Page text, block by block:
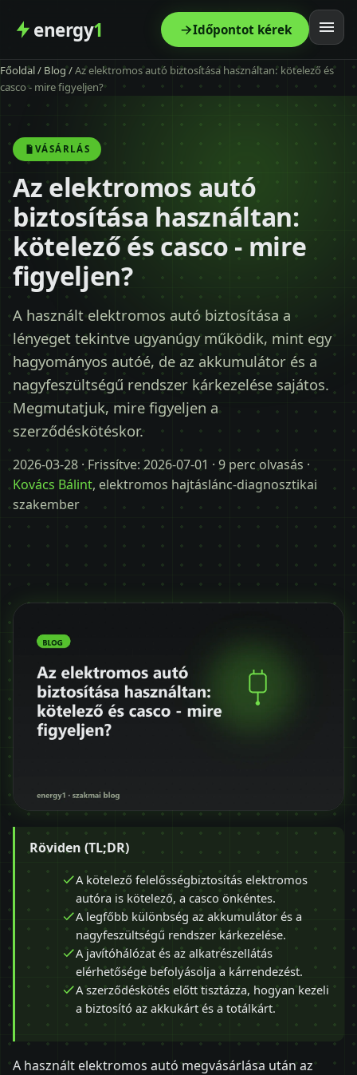
energy1 Időpontot kérek
Főoldal
Szolgáltatás
Modellek
Kapcsolat
Blog
Időpontot kérek
+36 30 680 7511
Főoldal/ Blog/Az elektromos autó biztosítása használtan: kötelező és
casco - mire figyeljen?
VÁSÁRLÁS
Az elektromos autó
biztosítása használtan:
kötelező és casco - mire
figyeljen?
A használt elektromos autó biztosítása a
lényeget tekintve ugyanúgy működik, mint egy
hagyományos autóé, de az akkumulátor és a
nagyfeszültségű rendszer kárkezelése sajátos.
Megmutatjuk, mire figyeljen a
szerződéskötéskor.
2026-03-28 · Frissítve:2026-07-01 · 9 perc olvasás ·
Kovács Bálint, elektromos hajtáslánc-diagnosztikai
szakember
Röviden (TL;DR)
A kötelező felelősségbiztosítás elektromos
autóra is kötelező, a casco önkéntes.
A legfőbb különbség az akkumulátor és a
nagyfeszültségű rendszer kárkezelése.
A javítóhálózat és az alkatrészellátás
elérhetősége befolyásolja a kárrendezést.
A szerződéskötés előtt tisztázza, hogyan kezeli
a biztosító az akkukárt és a totálkárt.
A használt elektromos autó megvásárlása után az